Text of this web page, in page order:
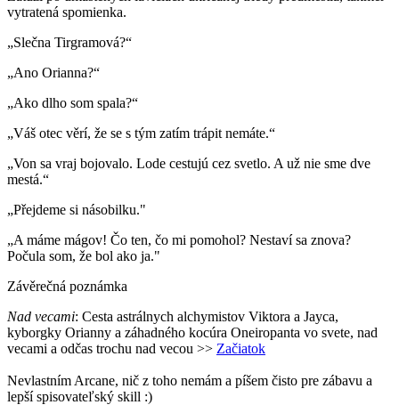
vytratená spomienka.
„Slečna Tirgramová?“
„Ano Orianna?“
„Ako dlho som spala?“
„Váš otec věrí, že se s tým zatím trápit nemáte.“
„Von sa vraj bojovalo. Lode cestujú cez svetlo. A už nie sme dve
mestá.“
„Přejdeme si násobilku."
„A máme mágov! Čo ten, čo mi pomohol? Nestaví sa znova?
Počula som, že bol ako ja."
Závěrečná poznámka
Nad vecami: Cesta astrálnych alchymistov Viktora a Jayca,
kyborgky Orianny a záhadného kocúra Oneiropanta vo svete, nad
vecami a odčas trochu nad vecou >> Začiatok
Nevlastním Arcane, nič z toho nemám a píšem čisto pre zábavu a
lepší spisovateľský skill :)